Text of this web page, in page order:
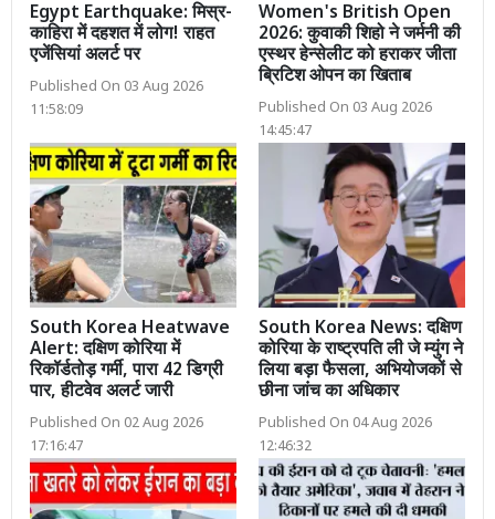
Egypt Earthquake: मिस्र-
काहिरा में दहशत में लोग! राहत
एजेंसियां अलर्ट पर
Published On 03 Aug 2026
11:58:09
Women's British Open
2026: कुवाकी शिहो ने जर्मनी की
एस्थर हेन्सेलीट को हराकर जीता
ब्रिटिश ओपन का खिताब
Published On 03 Aug 2026
14:45:47
South Korea Heatwave
Alert: दक्षिण कोरिया में
रिकॉर्डतोड़ गर्मी, पारा 42 डिग्री
पार, हीटवेव अलर्ट जारी
Published On 02 Aug 2026
17:16:47
South Korea News: दक्षिण
कोरिया के राष्ट्रपति ली जे म्युंग ने
लिया बड़ा फैसला, अभियोजकों से
छीना जांच का अधिकार
Published On 04 Aug 2026
12:46:32